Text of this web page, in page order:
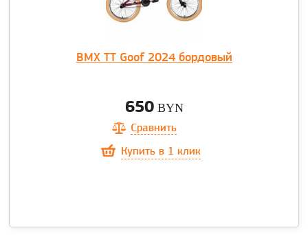
BMX TT Goof 2024 бордовый
650BYN
Сравнить
Купить в 1 клик